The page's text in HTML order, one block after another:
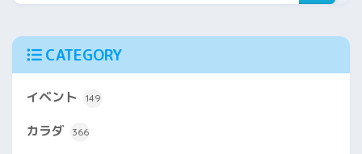
CATEGORY
イベント 149
カラダ 366